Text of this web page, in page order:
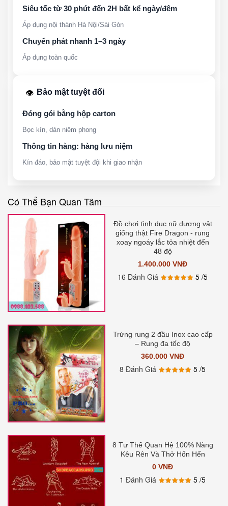
Siêu tốc từ 30 phút đến 2H bất kể ngày/đêm
Áp dụng nội thành Hà Nội/Sài Gòn
Chuyển phát nhanh 1–3 ngày
Áp dụng toàn quốc
👁️ Bảo mật tuyệt đối
Đóng gói bằng hộp carton
Bọc kín, dán niêm phong
Thông tin hàng: hàng lưu niệm
Kín đáo, bảo mật tuyệt đội khi giao nhận
Có Thể Bạn Quan Tâm
Đồ chơi tình dục nữ dương vật
giống thật Fire Dragon - rung
xoay ngoáy lắc tỏa nhiệt đến
48 độ
1.400.000 VNĐ
16 Đánh Giá 5/5
Trứng rung 2 đầu Inox cao cấp
– Rung đa tốc độ
360.000 VNĐ
8 Đánh Giá 5/5
8 Tư Thế Quan Hệ 100% Nàng
Kêu Rên Và Thở Hổn Hển
0 VNĐ
1 Đánh Giá 5/5